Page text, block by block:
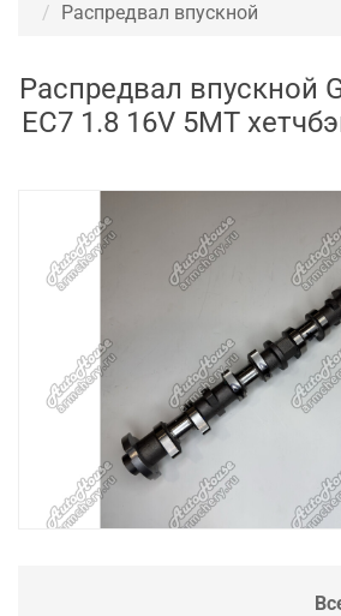
Распредвал впускной
Распредвал впускной
EC7 1.8 16V 5MT